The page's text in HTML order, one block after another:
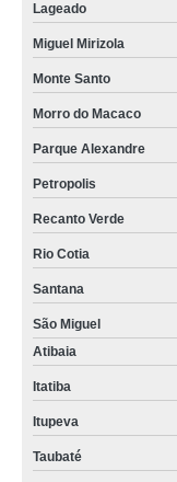
Lageado
Miguel Mirizola
Monte Santo
Morro do Macaco
Parque Alexandre
Petropolis
Recanto Verde
Rio Cotia
Santana
São Miguel
Atibaia
Itatiba
Itupeva
Taubaté